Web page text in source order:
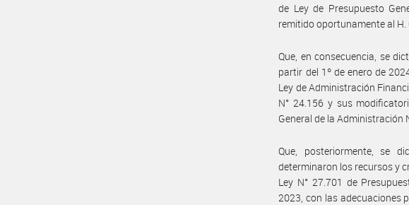
de Ley de Presupuesto
remitido oportunamente al H.
Que, en consecuencia, se
partir del 1º de enero de
Ley de Administración
N° 24.156 y sus
General de la Administración
Que, posteriormente, se
determinaron los recursos y
Ley N° 27.701 de
2023, con las adecuaciones